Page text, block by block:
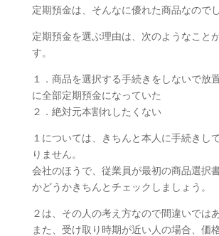
定期預金は、そんなに優れた商品なので
定期預金を選ぶ理由は、次のようなこと
す。
１．商品を選択する手続きをしないで放
に全部定期預金になっていた
２．絶対元本割れしたくない
１については、きちんと本人に手続きし
りません。
会社のほうで、従業員が最初の商品選択
かどうかきちんとチェックしましょう。
２は、その人の考え方なので間違いでは
また、受け取り時期が近い人の場合、価